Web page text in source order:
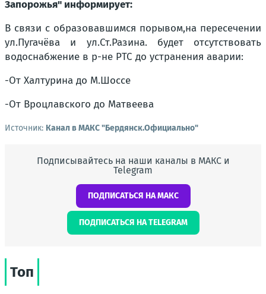
Запорожья" информирует:
В связи с образовавшимся порывом,на пересечении
ул.Пугачёва и ул.Ст.Разина. будет отсутствовать
водоснабжение в р-не РТС до устранения аварии:
-От Халтурина до М.Шоссе
-От Вроцлавского до Матвеева
Источник: Канал в МАКС "Бердянск.Официально"
Подписывайтесь на наши каналы в МАКС и
Telegram
ПОДПИСАТЬСЯ НА МАКС
ПОДПИСАТЬСЯ НА TELEGRAM
Топ